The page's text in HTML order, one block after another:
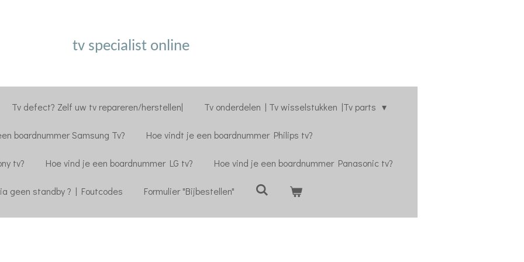
tv specialist online
Tv defect? Zelf uw tv repareren/herstellen| Tv onderdelen | Tv wisselstukken |Tv parts
boardnummer Samsung Tv? Hoe vindt je een boardnummer Philips tv?
tv? Hoe vind je een boardnummer LG tv? Hoe vind je een boardnummer Panasonic tv?
geen standby ? | Foutcodes Formulier "Bijbestellen"